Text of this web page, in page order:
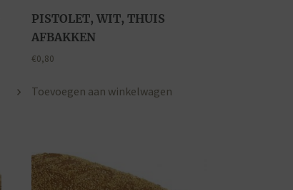
PISTOLET, WIT, THUIS
AFBAKKEN
€0,80
Toevoegen aan winkelwagen